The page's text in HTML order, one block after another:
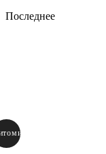
Последнее